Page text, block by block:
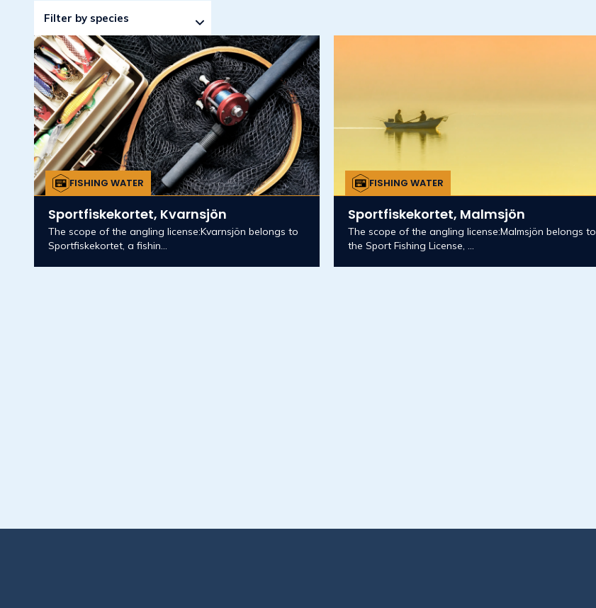
Filter by species
FISHING WATER
Sportfiskekortet, Kvarnsjön
The scope of the angling license:Kvarnsjön belongs to
Sportfiskekortet, a fishin...
FISHING WATER
Sportfiskekortet, Malmsjön
The scope of the angling license:Malmsjön belongs to
the Sport Fishing License, ...